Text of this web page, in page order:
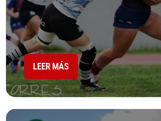
LEER MÁS